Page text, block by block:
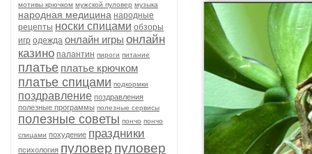
мотивы крючком мужской пуловер музыка
народная медицина народные
рецепты носки спицами обзоры
игр одежда онлайн игры онлайн
казино палантин пироги питание
платье платье крючком
платье спицами подкормки
поздравление поздравления
полезные программы полезные сервисы
полезные советы пончо пончо
спицами похудение праздники
психология пуловер пуловер